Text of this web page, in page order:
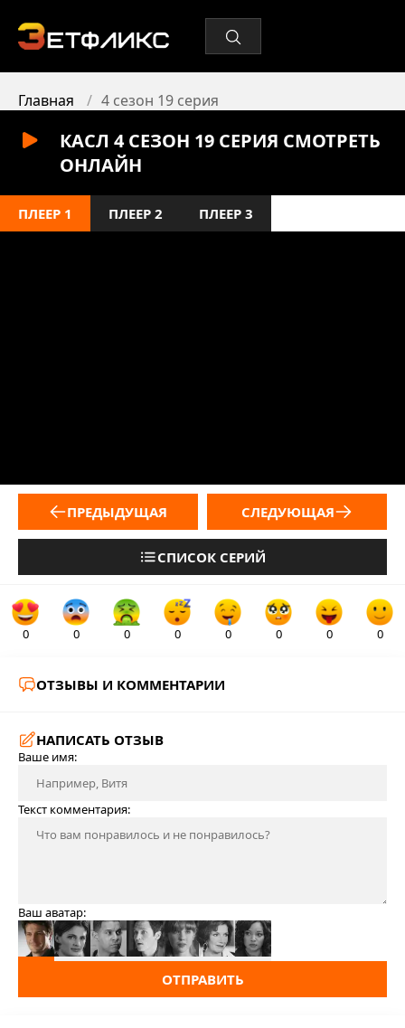
Главная 4 сезон 19 серия
КАСЛ 4 СЕЗОН 19 СЕРИЯ СМОТРЕТЬ
ОНЛАЙН
ПЛЕЕР 1 ПЛЕЕР 2 ПЛЕЕР 3
ПРЕДЫДУЩАЯ
СПИСОК СЕРИЙ
СЛЕДУЮЩАЯ
0 0 0 0 0 0 0 0
ОТЗЫВЫ И КОММЕНТАРИИ
НАПИСАТЬ ОТЗЫВ
Ваше имя:
Текст комментария:
Ваш аватар:
ОТПРАВИТЬ